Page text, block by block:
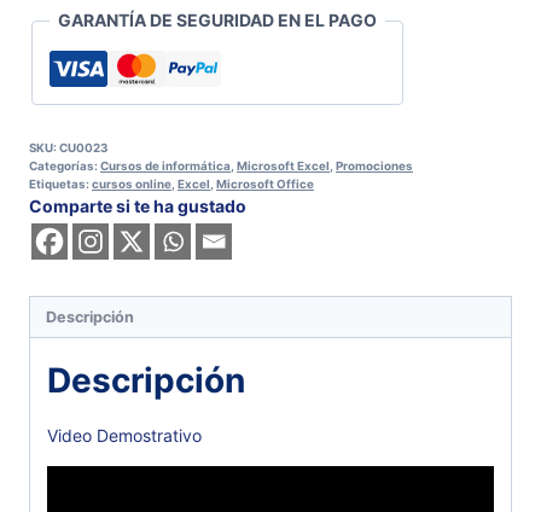
GARANTÍA DE SEGURIDAD EN EL PAGO
SKU:CU0023
Categorías:Cursos de informática, Microsoft Excel , Promociones
Etiquetas:cursos online, Excel , Microsoft Office
Comparte si te ha gustado
Descripción
Descripción
Video Demostrativo